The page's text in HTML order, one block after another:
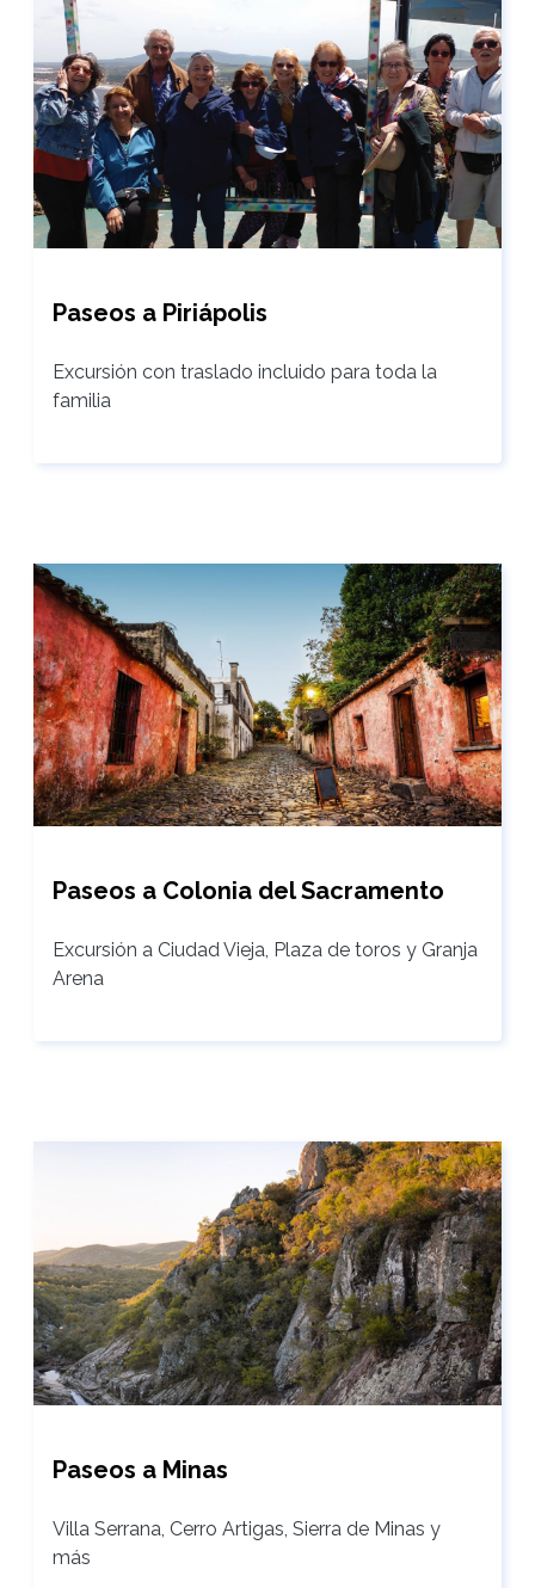
Paseos a Piriápolis
Excursión con traslado incluido para toda la
familia
Paseos a Colonia del Sacramento
Excursión a Ciudad Vieja, Plaza de toros y Granja
Arena
Paseos a Minas
Villa Serrana, Cerro Artigas, Sierra de Minas y
más